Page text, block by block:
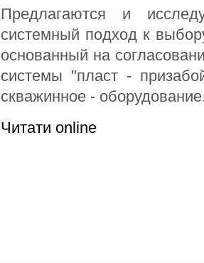
Предлагаются и
системный подход к
основанный на
системы "пласт -
скважинное -
Читати online